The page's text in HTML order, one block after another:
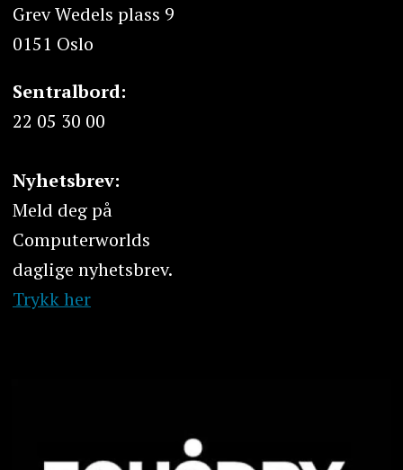
Grev Wedels plass 9
0151 Oslo
Sentralbord:
22 05 30 00
Nyhetsbrev:
Meld deg på
Computerworlds
daglige nyhetsbrev.
Trykk her